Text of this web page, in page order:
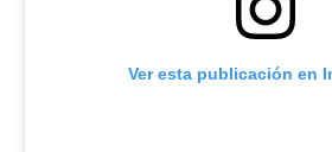
Ver esta publicación en